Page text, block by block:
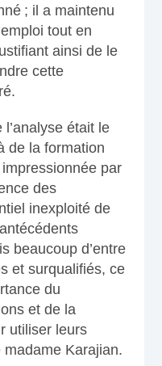
; il a maintenu
tout en
ainsi de le
cette
était le
de la formation
par
des
inexploité de
beaucoup d’entre
et surqualifiés, ce
du
et de la
utiliser leurs
Karajian.